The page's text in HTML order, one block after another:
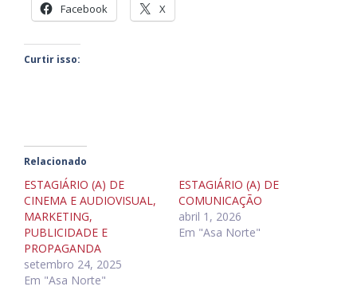
Facebook X
Curtir isso:
Relacionado
ESTAGIÁRIO (A) DE
CINEMA E AUDIOVISUAL,
MARKETING,
PUBLICIDADE E
PROPAGANDA
setembro 24, 2025
Em "Asa Norte"
ESTAGIÁRIO (A) DE
COMUNICAÇÃO
abril 1, 2026
Em "Asa Norte"